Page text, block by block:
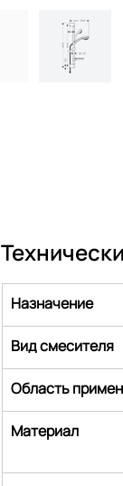
Назначение
Вид смесителя
Область
Материал